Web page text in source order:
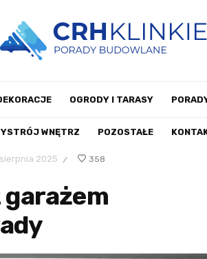
OGRODY I TARASY
WNĘTRZ POZOSTAŁE
2025 / 358